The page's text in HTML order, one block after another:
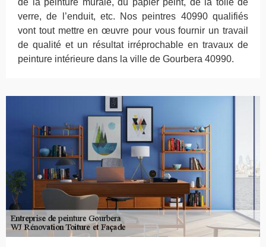
de la peinture murale, du papier peint, de la toile de
verre, de l’enduit, etc. Nos peintres 40990 qualifiés
vont tout mettre en œuvre pour vous fournir un travail
de qualité et un résultat irréprochable en travaux de
peinture intérieure dans la ville de Gourbera 40990.